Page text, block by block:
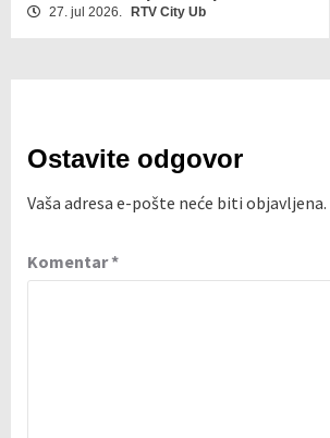
27. jul 2026. RTV City Ub
Ostavite odgovor
Vaša adresa e-pošte neće biti objavljena.
Komentar*